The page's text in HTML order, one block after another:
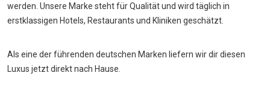
werden. Unsere Marke steht für Qualität und wird täglich in
erstklassigen Hotels, Restaurants und Kliniken geschätzt.
Als eine der führenden deutschen Marken liefern wir dir diesen
Luxus jetzt direkt nach Hause.